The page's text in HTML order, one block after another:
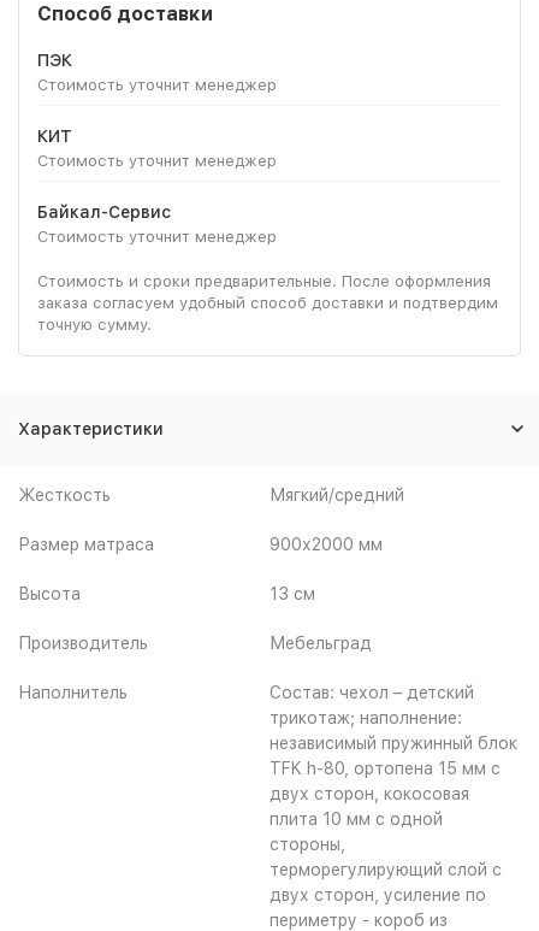
Способ доставки
ПЭК
Стоимость уточнит менеджер
КИТ
Стоимость уточнит менеджер
Байкал-Сервис
Стоимость уточнит менеджер
Стоимость и сроки предварительные. После оформления
заказа согласуем удобный способ доставки и подтвердим
точную сумму.
Характеристики
Жесткость Мягкий/средний
Размер матраса 900х2000 мм
Высота 13 см
Производитель Мебельград
Наполнитель
Состав: чехол – детский
трикотаж; наполнение:
независимый пружинный блок
TFK h-80, ортопена 15 мм с
двух сторон, кокосовая
плита 10 мм с одной
стороны,
терморегулирующий слой с
двух сторон, усиление по
периметру - короб из